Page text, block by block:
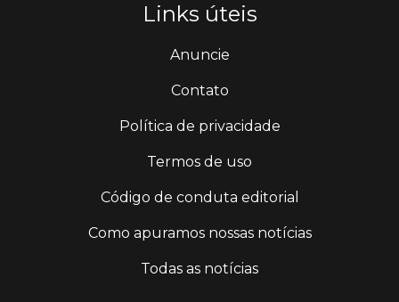
Links úteis
Anuncie
Contato
Política de privacidade
Termos de uso
Código de conduta editorial
Como apuramos nossas notícias
Todas as notícias